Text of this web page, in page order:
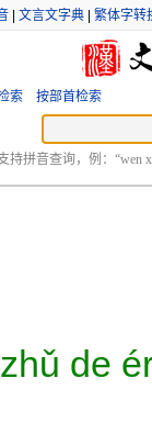
文言文字典 繁体字转
索 按部首检索
持拼音查询，例：“wen
de